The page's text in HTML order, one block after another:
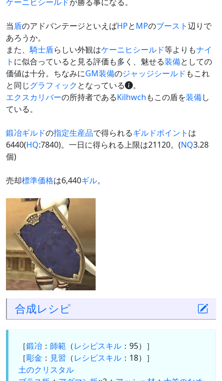
当盾のアドバンテージといえばHPとMPのブースト辺りで
あろうか。
また、騎士盾らしい外観はケーニヒシールド等よりもナイ
ト に似合っていると見る評価も多く、魅せる装備としての
価値は十分。ちなみにGM装備のジャッジシールド もこれ
と同じグラフィックとなっている
。
エクスカリバーの所持者であるKilhwchもこの盾を装備し
ている。
鍛冶ギルドの指定生産品で得られるギルドポイント は
6440(HQ:7840)。一日に得られる上限は21120。(NQ3.28
個)
売却標準価格は6,440ギル。
合成レシピ
［鍛冶 ： 師範 （レシピスキル ：95）］
［彫金 ： 見習 （レシピスキル ：18）］
土のクリスタル